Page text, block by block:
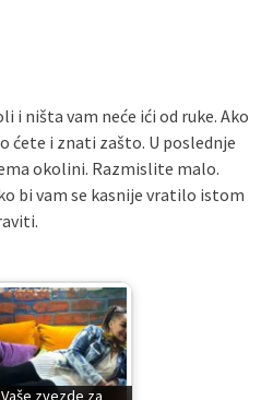
i ništa vam neće ići od ruke. Ako
ćete i znati zašto. U poslednje
okolini. Razmislite malo.
bi vam se kasnije vratilo istom
Vaše zvezde za